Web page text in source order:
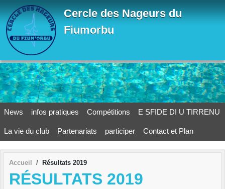
Cercle des Nageurs du
Fiumorbu
News infos pratiques Compétitions E SFIDE DI U TIRRENU
La vie du club Partenariats participer Contact et Plan
Accueil Résultats 2019
RÉSULTATS 2019
Panneau de gestion des cookies